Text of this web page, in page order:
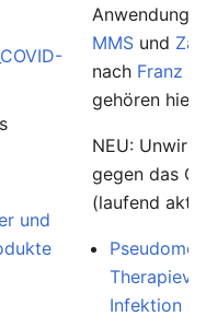
und
MMS und
nach Franz
gehören
NEU:
gegen das
(laufend
Infektion